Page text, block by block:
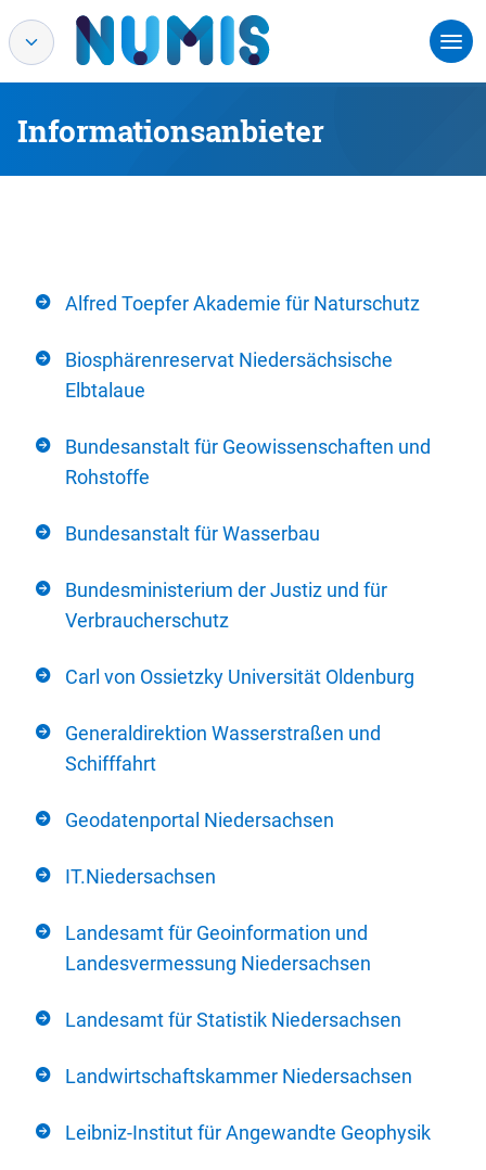
Informationsanbieter
Alfred Toepfer Akademie für Naturschutz
Biosphärenreservat Niedersächsische
Elbtalaue
Bundesanstalt für Geowissenschaften und
Rohstoffe
Bundesanstalt für Wasserbau
Bundesministerium der Justiz und für
Verbraucherschutz
Carl von Ossietzky Universität Oldenburg
Generaldirektion Wasserstraßen und
Schifffahrt
Geodatenportal Niedersachsen
IT.Niedersachsen
Landesamt für Geoinformation und
Landesvermessung Niedersachsen
Landesamt für Statistik Niedersachsen
Landwirtschaftskammer Niedersachsen
Leibniz-Institut für Angewandte Geophysik